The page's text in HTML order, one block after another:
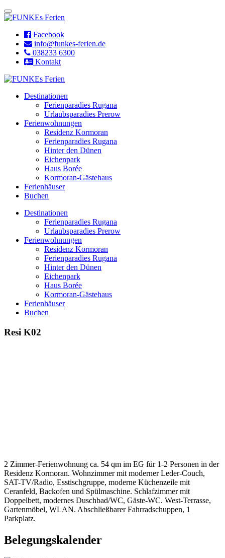
Facebook
info@funkes-ferien.de
038233 6300
Kontakt
Destinationen
Ferienparadies Rugana
Urlaubsparadies Prerow
Ferienwohnungen
Residenz Kormoran
Ferienparadies Rugana
Hinter den Dünen
Eichenpark
Haus Borée
Kormoran-Gästehaus
Ferienhäuser
Buchen
Destinationen
Ferienparadies Rugana
Urlaubsparadies Prerow
Ferienwohnungen
Residenz Kormoran
Ferienparadies Rugana
Hinter den Dünen
Eichenpark
Haus Borée
Kormoran-Gästehaus
Ferienhäuser
Buchen
Resi K02
2 Zimmer-Ferienwohnung ca. 54 qm im EG für 1-2 Personen in der
Residenz Kormoran. Wohnzimmer mit moderner Leder-Couch,
SAT-TV/Radio, Esstischgruppe, moderne Küchenzeile mit
Ceranfeld, Backofen und Spülmaschine. Schlafzimmer mit
Doppelbett, modernes Duschbad/WC, Gäste-WC. West-Terrasse,
Gartenmöbel, WLAN. Abschließbarer Fahrradschuppen, 1
Parkplatz.
Belegungskalender